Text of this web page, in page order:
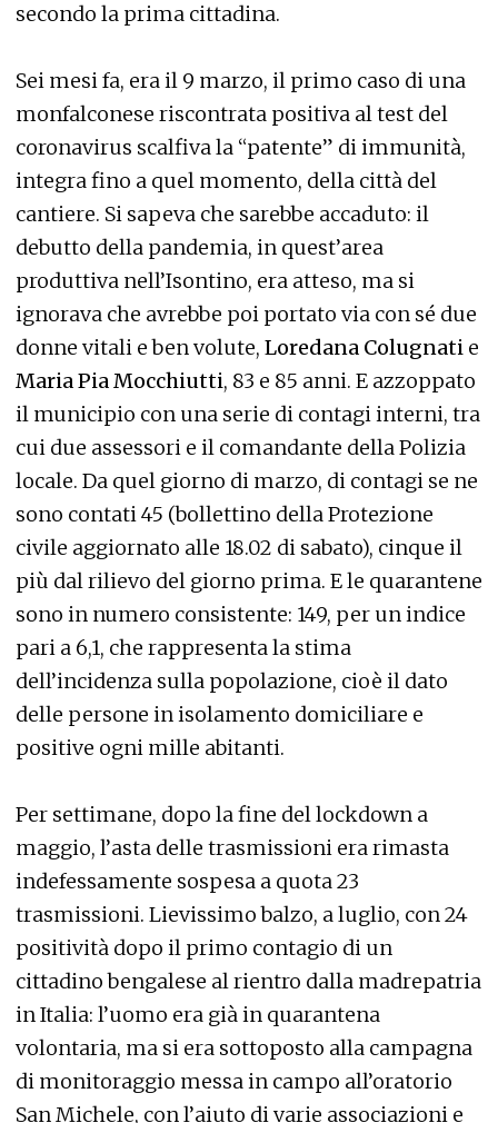
secondo la prima cittadina.
Sei mesi fa, era il 9 marzo, il primo caso di una
monfalconese riscontrata positiva al test del
coronavirus scalfiva la “patente” di immunità,
integra fino a quel momento, della città del
cantiere. Si sapeva che sarebbe accaduto: il
debutto della pandemia, in quest’area
produttiva nell’Isontino, era atteso, ma si
ignorava che avrebbe poi portato via con sé due
donne vitali e ben volute, Loredana Colugnati e
Maria Pia Mocchiutti, 83 e 85 anni. E azzoppato
il municipio con una serie di contagi interni, tra
cui due assessori e il comandante della Polizia
locale. Da quel giorno di marzo, di contagi se ne
sono contati 45 (bollettino della Protezione
civile aggiornato alle 18.02 di sabato), cinque il
più dal rilievo del giorno prima. E le quarantene
sono in numero consistente: 149, per un indice
pari a 6,1, che rappresenta la stima
dell’incidenza sulla popolazione, cioè il dato
delle persone in isolamento domiciliare e
positive ogni mille abitanti.
Per settimane, dopo la fine del lockdown a
maggio, l’asta delle trasmissioni era rimasta
indefessamente sospesa a quota 23
trasmissioni. Lievissimo balzo, a luglio, con 24
positività dopo il primo contagio di un
cittadino bengalese al rientro dalla madrepatria
in Italia: l’uomo era già in quarantena
volontaria, ma si era sottoposto alla campagna
di monitoraggio messa in campo all’oratorio
San Michele, con l’aiuto di varie associazioni e